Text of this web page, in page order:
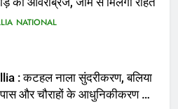
: कटहल नाला सुंदरीकरण, बलिया